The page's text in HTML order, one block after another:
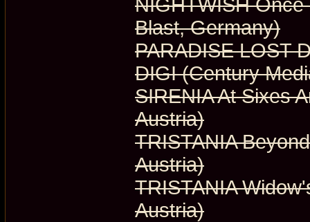
NIGHTWISH
Blast, Germany)
PARADISE LOST
DIGI (Century
SIRENIA At Sixes
Austria)
TRISTANIA
Austria)
TRISTANIA
Austria)